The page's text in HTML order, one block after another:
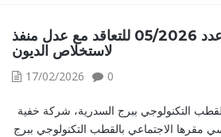
إعلان استشارة عدد 05/2026 للتعاقد مع عدل منفذ
لاستخلاص الديون
17/02/2026 0
التكنولوجي ببرج السدرية، شركة خفية
مقرها الاجتماعي بالقطب التكنولوجي ببرج